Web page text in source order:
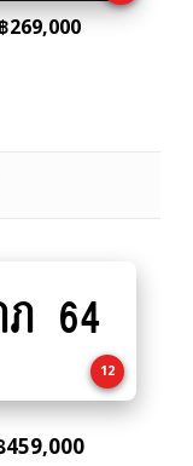
฿269,000
to
64
12
459,000